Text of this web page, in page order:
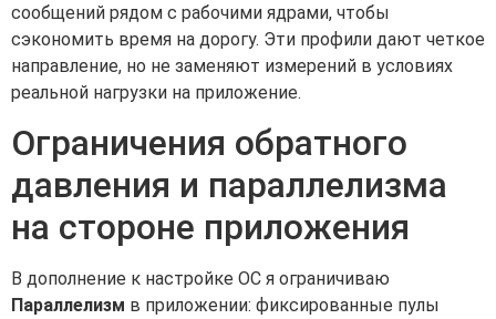
сообщений рядом с рабочими ядрами, чтобы
сэкономить время на дорогу. Эти профили дают четкое
направление, но не заменяют измерений в условиях
реальной нагрузки на приложение.
Ограничения обратного
давления и параллелизма
на стороне приложения
В дополнение к настройке ОС я ограничиваю
Параллелизм в приложении: фиксированные пулы